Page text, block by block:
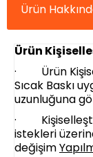
Ürün
Ürün
· Ürün
Sıcak Baskı
uzunluğuna
·
istekleri
değişim